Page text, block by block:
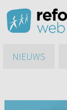
NIEUWS